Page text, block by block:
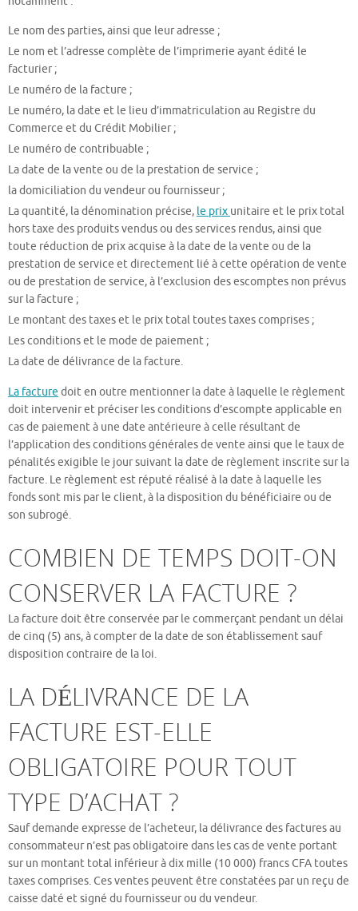
Le nom des parties, ainsi que leur adresse ;
Le nom et l’adresse complète de l’imprimerie ayant édité le
facturier ;
Le numéro de la facture ;
Le numéro, la date et le lieu d’immatriculation au Registre du
Commerce et du Crédit Mobilier ;
Le numéro de contribuable ;
La date de la vente ou de la prestation de service ;
la domiciliation du vendeur ou fournisseur ;
La quantité, la dénomination précise, le prix unitaire et le prix total
hors taxe des produits vendus ou des services rendus, ainsi que
toute réduction de prix acquise à la date de la vente ou de la
prestation de service et directement lié à cette opération de vente
ou de prestation de service, à l’exclusion des escomptes non prévus
sur la facture ;
Le montant des taxes et le prix total toutes taxes comprises ;
Les conditions et le mode de paiement ;
La date de délivrance de la facture.
La facture doit en outre mentionner la date à laquelle le règlement
doit intervenir et préciser les conditions d’escompte applicable en
cas de paiement à une date antérieure à celle résultant de
l’application des conditions générales de vente ainsi que le taux de
pénalités exigible le jour suivant la date de règlement inscrite sur la
facture. Le règlement est réputé réalisé à la date à laquelle les
fonds sont mis par le client, à la disposition du bénéficiaire ou de
son subrogé.
COMBIEN DE TEMPS DOIT-ON
CONSERVER LA FACTURE ?
La facture doit être conservée par le commerçant pendant un délai
de cinq (5) ans, à compter de la date de son établissement sauf
disposition contraire de la loi.
LA DÉLIVRANCE DE LA
FACTURE EST-ELLE
OBLIGATOIRE POUR TOUT
TYPE D’ACHAT ?
Sauf demande expresse de l’acheteur, la délivrance des factures au
consommateur n’est pas obligatoire dans les cas de vente portant
sur un montant total inférieur à dix mille (10 000) francs CFA toutes
taxes comprises. Ces ventes peuvent être constatées par un reçu de
caisse daté et signé du fournisseur ou du vendeur.